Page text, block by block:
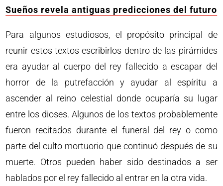
Sueños revela antiguas predicciones del futuro
Para algunos estudiosos, el propósito principal de
reunir estos textos escribirlos dentro de las pirámides
era ayudar al cuerpo del rey fallecido a escapar del
horror de la putrefacción y ayudar al espíritu a
ascender al reino celestial donde ocuparía su lugar
entre los dioses. Algunos de los textos probablemente
fueron recitados durante el funeral del rey o como
parte del culto mortuorio que continuó después de su
muerte. Otros pueden haber sido destinados a ser
hablados por el rey fallecido al entrar en la otra vida.